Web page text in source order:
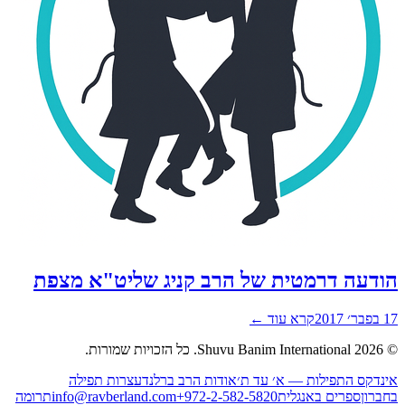
דרמטית של הרב קניג שליט"א מצפת
קרא עוד ←
2026
Shuvu Banim International.
כל הזכויות שמורות.
התפילות — א׳ עד ת׳אודות הרב ברלנדעצרות תפילה
ספרים באנגלית info@ravberland.com+972-2-582-5820 תרומה